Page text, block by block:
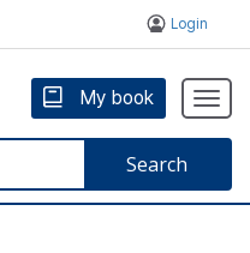
Login
Search
My book